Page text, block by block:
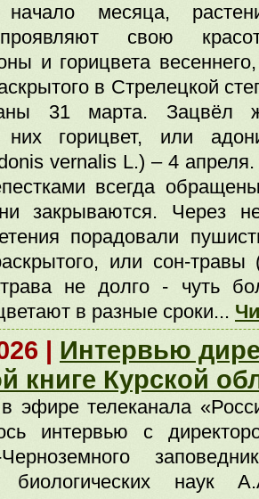
месяца,
свою
и горицвета
в Стрелецкой
31 марта. Зацвёл
горицвет, или
vernalis L.) – 4
всегда
закрываются. Через
порадовали
или сон-
трава не долго - чуть
в разные сроки...
| Интервью
книге Курской
эфире телеканала
интервью с
биологических наук